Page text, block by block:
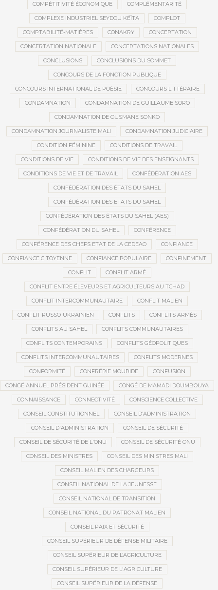
COMPÉTITIVITÉ ÉCONOMIQUE COMPLÉMENTARITÉ
COMPLEXE INDUSTRIEL SEYDOU KÉÏTA COMPLOT
COMPTABILITÉ-MATIÈRES CONAKRY CONCERTATION
CONCERTATION NATIONALE CONCERTATIONS NATIONALES
CONCLUSIONS CONCLUSIONS DU SOMMET
CONCOURS DE LA FONCTION PUBLIQUE
CONCOURS INTERNATIONAL DE POÉSIE CONCOURS LITTÉRAIRE
CONDAMNATION CONDAMNATION DE GUILLAUME SORO
CONDAMNATION DE OUSMANE SONKO
CONDAMNATION JOURNALISTE MALI CONDAMNATION JUDICIAIRE
CONDITION FÉMININE CONDITIONS DE TRAVAIL
CONDITIONS DE VIE CONDITIONS DE VIE DES ENSEIGNANTS
CONDITIONS DE VIE ET DE TRAVAIL CONFÉDÉRATION AES
CONFÉDÉRATION DES ÉTATS DU SAHEL
CONFÉDÉRATION DES ETATS DU SAHEL
CONFÉDÉRATION DES ÉTATS DU SAHEL (AES)
CONFÉDÉRATION DU SAHEL CONFÉRENCE
CONFÉRENCE DES CHEFS ETAT DE LA CEDEAO CONFIANCE
CONFIANCE CITOYENNE CONFIANCE POPULAIRE CONFINEMENT
CONFLIT CONFLIT ARMÉ
CONFLIT ENTRE ÉLEVEURS ET AGRICULTEURS AU TCHAD
CONFLIT INTERCOMMUNAUTAIRE CONFLIT MALIEN
CONFLIT RUSSO-UKRAINIEN CONFLITS CONFLITS ARMÉS
CONFLITS AU SAHEL CONFLITS COMMUNAUTAIRES
CONFLITS CONTEMPORAINS CONFLITS GÉOPOLITIQUES
CONFLITS INTERCOMMUNAUTAIRES CONFLITS MODERNES
CONFORMITÉ CONFRÉRIE MOURIDE CONFUSION
CONGÉ ANNUEL PRÉSIDENT GUINÉE CONGÉ DE MAMADI DOUMBOUYA
CONNAISSANCE CONNECTIVITÉ CONSCIENCE COLLECTIVE
CONSEIL CONSTITUTIONNEL CONSEIL D’ADMINISTRATION
CONSEIL D'ADMINISTRATION CONSEIL DE SÉCURITÉ
CONSEIL DE SÉCURITÉ DE L'ONU CONSEIL DE SÉCURITÉ ONU
CONSEIL DES MINISTRES CONSEIL DES MINISTRES MALI
CONSEIL MALIEN DES CHARGEURS
CONSEIL NATIONAL DE LA JEUNESSE
CONSEIL NATIONAL DE TRANSITION
CONSEIL NATIONAL DU PATRONAT MALIEN
CONSEIL PAIX ET SÉCURITÉ
CONSEIL SUPÉRIEUR DE DÉFENSE MILITAIRE
CONSEIL SUPÉRIEUR DE L’AGRICULTURE
CONSEIL SUPÉRIEUR DE L'AGRICULTURE
CONSEIL SUPÉRIEUR DE LA DÉFENSE